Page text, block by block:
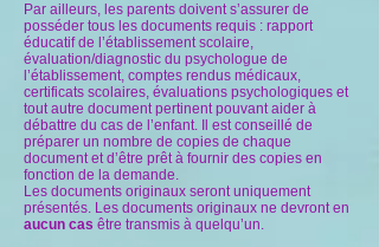
Par ailleurs, les parents doivent s’assurer de
posséder tous les documents requis : rapport
éducatif de l’établissement scolaire,
évaluation/diagnostic du psychologue de
l’établissement, comptes rendus médicaux,
certificats scolaires, évaluations psychologiques et
tout autre document pertinent pouvant aider à
débattre du cas de l’enfant. Il est conseillé de
préparer un nombre de copies de chaque
document et d’être prêt à fournir des copies en
fonction de la demande.
Les documents originaux seront uniquement
présentés. Les documents originaux ne devront en
aucun cas être transmis à quelqu’un.